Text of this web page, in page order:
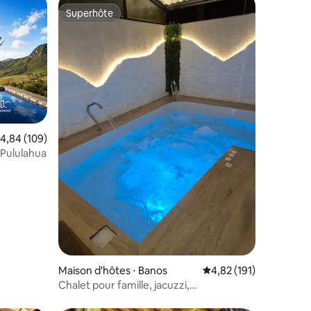
: 4,91 sur 5
moyenne sur la base de 109 commentaires : 4,84 sur 5
4,84 (109)
Superhôte
Superhôte
Maison d'hôtes ⋅ Banos Évaluation moyenne
4,82 (191)
Chalet pour famille, jacuzzi,